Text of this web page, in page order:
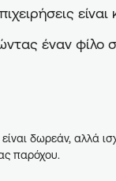
έναν φίλο
είναι δωρεάν, αλλά
παρόχου.